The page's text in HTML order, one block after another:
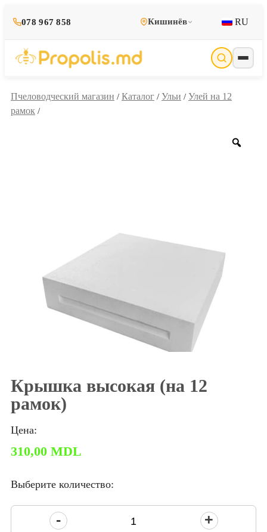
078 967 858 Кишинёв RU
Пчеловодческий магазин / Каталог / Ульи / Улей на 12
рамок /
Крышка высокая (на 12
рамок)
Цена:
310,00 MDL
Выберите количество:
Количество